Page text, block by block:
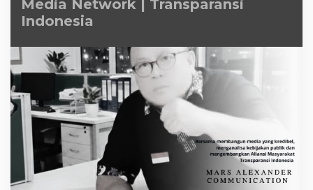
|
Transparansi
Media Network | Transparansi
Indonesia